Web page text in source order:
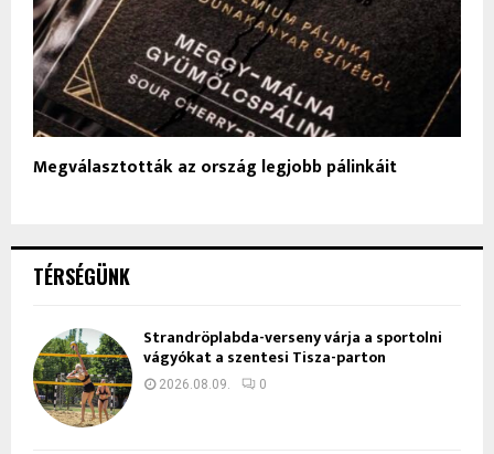
Megválasztották az ország legjobb pálinkáit
TÉRSÉGÜNK
Strandröplabda-verseny várja a sportolni
vágyókat a szentesi Tisza-parton
2026.08.09. 0